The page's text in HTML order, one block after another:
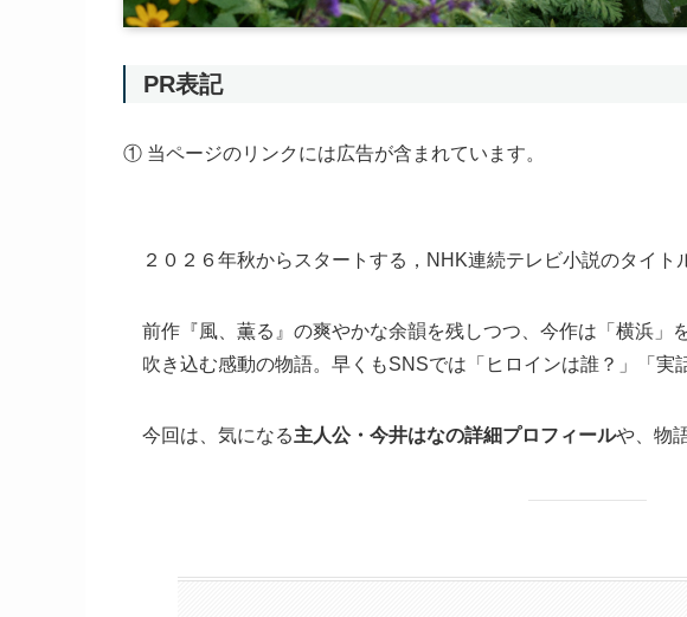
PR表記
① 当ページのリンクには広告が含まれています。
２０２６年秋からスタートする，NHK連続テレビ小説のタイト
前作『風、薫る』の爽やかな余韻を残しつつ、今作は「横浜」
吹き込む感動の物語。早くもSNSでは「ヒロインは誰？」「実
今回は、気になる主人公・今井はなの詳細プロフィールや、物